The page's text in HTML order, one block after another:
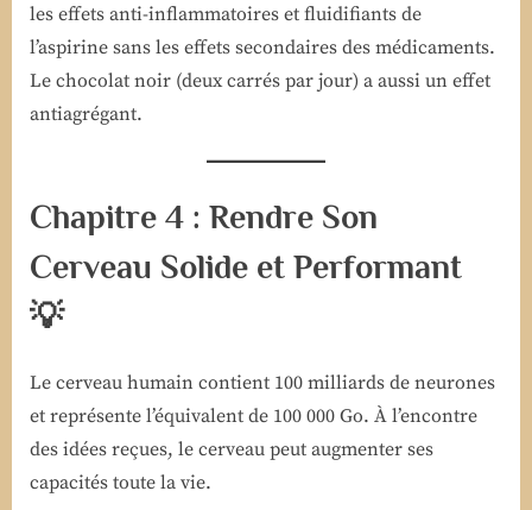
les effets anti-inflammatoires et fluidifiants de
l’aspirine sans les effets secondaires des médicaments.
Le chocolat noir (deux carrés par jour) a aussi un effet
antiagrégant.
Chapitre 4 : Rendre Son
Cerveau Solide et Performant
💡
Le cerveau humain contient 100 milliards de neurones
et représente l’équivalent de 100 000 Go. À l’encontre
des idées reçues, le cerveau peut augmenter ses
capacités toute la vie.